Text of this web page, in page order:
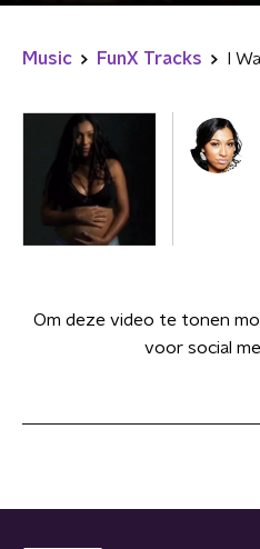
Music FunX Tracks I
Om deze video te tonen
voor social